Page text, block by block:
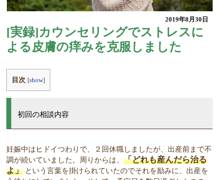
2019年8月30日
[実録]カウンセリングでストレスに
よる皮膚の痒みを克服しました
目次 [show]
初回の相談内容
妊娠中はヒドイつわりで、２回休職しましたが、出産前まで不
調が続いていました。周りからは、「どれも産んだら治る
よ」 という言葉を掛けられていたのでそれを励みに、出産を